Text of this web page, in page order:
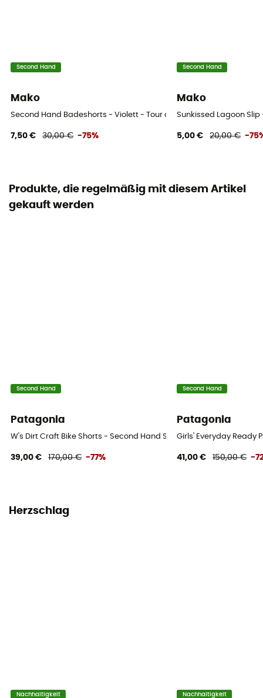
Second Hand
Mako
Second Hand Badeshorts - Violett - Tour de taille 70-75 cm
7,50 € 30,00 € -75%
Second Hand
Mako
Sunkissed Lagoon
5,00 € 20,00 € -
Produkte, die regelmäßig mit diesem Artikel
gekauft werden
Second Hand
Patagonia
W's Dirt Craft Bike Shorts - Second Hand Shorts - Damen - Violett -
39,00 € 170,00 € -77%
Second Hand
Patagonia
Girls' Everyday Ready
41,00 € 150,00 € -
Herzschlag
Nachhaltigkeit Nachhaltigkeit